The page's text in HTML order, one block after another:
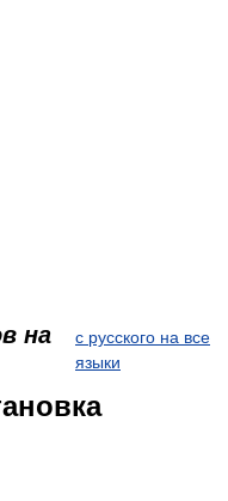
на
с русского на все
языки